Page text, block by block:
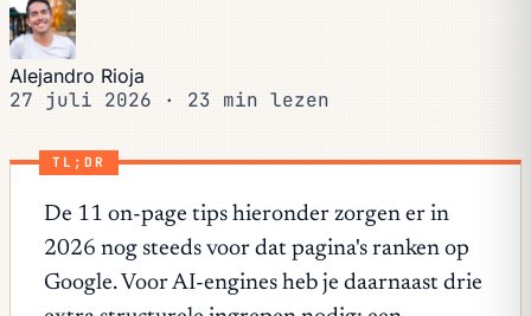
Alejandro Rioja
27 juli 2026 · 23 min lezen
TL;DR
De 11 on-page tips hieronder zorgen er in
2026 nog steeds voor dat pagina's ranken op
Google. Voor AI-engines heb je daarnaast drie